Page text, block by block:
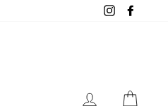
Instagram
INGRESAR